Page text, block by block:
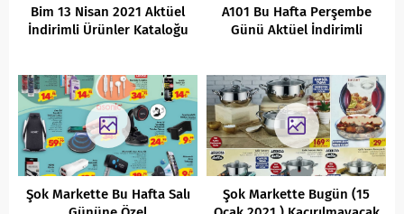
Bim 13 Nisan 2021 Aktüel
İndirimli Ürünler Kataloğu
A101 Bu Hafta Perşembe
Günü Aktüel İndirimli
Şok Markette Bu Hafta Salı
Şok Markette Bugün (15